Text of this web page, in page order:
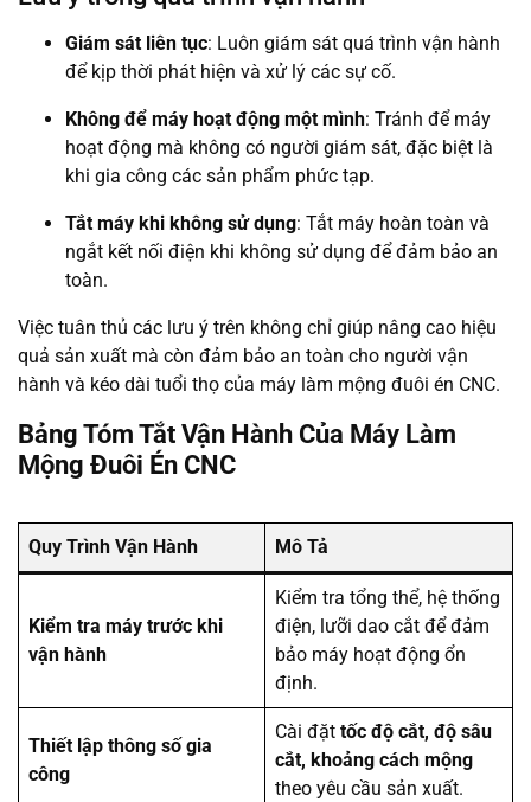
Giám sát liên tục: Luôn giám sát quá trình vận hành
để kịp thời phát hiện và xử lý các sự cố.
Không để máy hoạt động một mình: Tránh để máy
hoạt động mà không có người giám sát, đặc biệt là
khi gia công các sản phẩm phức tạp.
Tắt máy khi không sử dụng: Tắt máy hoàn toàn và
ngắt kết nối điện khi không sử dụng để đảm bảo an
toàn.
Việc tuân thủ các lưu ý trên không chỉ giúp nâng cao hiệu
quả sản xuất mà còn đảm bảo an toàn cho người vận
hành và kéo dài tuổi thọ của máy làm mộng đuôi én CNC.
Bảng Tóm Tắt Vận Hành Của Máy Làm
Mộng Đuôi Én CNC
Quy Trình Vận Hành Mô Tả
Kiểm tra máy trước khi
vận hành
Kiểm tra tổng thể, hệ thống
điện, lưỡi dao cắt để đảm
bảo máy hoạt động ổn
định.
Thiết lập thông số gia
công
Cài đặt tốc độ cắt, độ sâu
cắt, khoảng cách mộng
theo yêu cầu sản xuất.